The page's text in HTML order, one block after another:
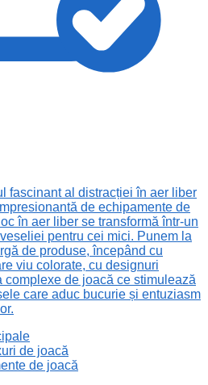
fascinant al distracției în aer liber
de echipamente de
în aer liber se transformă într-un
pentru cei mici. Punem la
de produse, începând cu
viu colorate, cu designuri
complexe de joacă ce stimulează
care aduc bucurie și entuziasm
de joacă
de joacă